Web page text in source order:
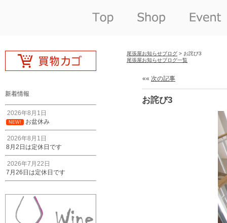
新着情報
2026年8月1日
NEW! お盆休み
2026年8月1日
8月2日は定休日です
2026年7月22日
7月26日は定休日です
尾張屋お知らせブログ > お詫び3
尾張屋お知らせブログ一覧
«« 次の記事
お詫び3